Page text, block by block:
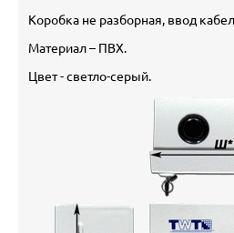
Коробка не разборная, ввод
Материал – ПВХ.
Цвет - светло-серый.